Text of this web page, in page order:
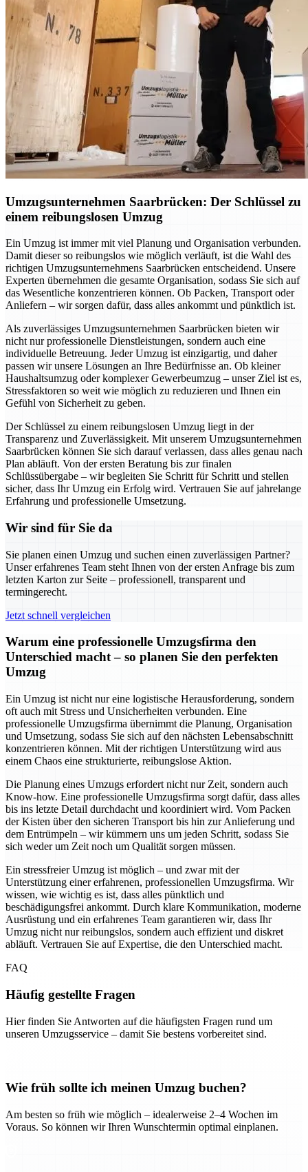
Umzugsunternehmen Saarbrücken: Der Schlüssel zu
einem reibungslosen Umzug
Ein Umzug ist immer mit viel Planung und Organisation verbunden.
Damit dieser so reibungslos wie möglich verläuft, ist die Wahl des
richtigen Umzugsunternehmens Saarbrücken entscheidend. Unsere
Experten übernehmen die gesamte Organisation, sodass Sie sich auf
das Wesentliche konzentrieren können. Ob Packen, Transport oder
Anliefern – wir sorgen dafür, dass alles ankommt und pünktlich ist.
Als zuverlässiges Umzugsunternehmen Saarbrücken bieten wir
nicht nur professionelle Dienstleistungen, sondern auch eine
individuelle Betreuung. Jeder Umzug ist einzigartig, und daher
passen wir unsere Lösungen an Ihre Bedürfnisse an. Ob kleiner
Haushaltsumzug oder komplexer Gewerbeumzug – unser Ziel ist es,
Stressfaktoren so weit wie möglich zu reduzieren und Ihnen ein
Gefühl von Sicherheit zu geben.
Der Schlüssel zu einem reibungslosen Umzug liegt in der
Transparenz und Zuverlässigkeit. Mit unserem Umzugsunternehmen
Saarbrücken können Sie sich darauf verlassen, dass alles genau nach
Plan abläuft. Von der ersten Beratung bis zur finalen
Schlüssübergabe – wir begleiten Sie Schritt für Schritt und stellen
sicher, dass Ihr Umzug ein Erfolg wird. Vertrauen Sie auf jahrelange
Erfahrung und professionelle Umsetzung.
Wir sind für Sie da
Sie planen einen Umzug und suchen einen zuverlässigen Partner?
Unser erfahrenes Team steht Ihnen von der ersten Anfrage bis zum
letzten Karton zur Seite – professionell, transparent und
termingerecht.
Jetzt schnell vergleichen
Warum eine professionelle Umzugsfirma den
Unterschied macht – so planen Sie den perfekten
Umzug
Ein Umzug ist nicht nur eine logistische Herausforderung, sondern
oft auch mit Stress und Unsicherheiten verbunden. Eine
professionelle Umzugsfirma übernimmt die Planung, Organisation
und Umsetzung, sodass Sie sich auf den nächsten Lebensabschnitt
konzentrieren können. Mit der richtigen Unterstützung wird aus
einem Chaos eine strukturierte, reibungslose Aktion.
Die Planung eines Umzugs erfordert nicht nur Zeit, sondern auch
Know-how. Eine professionelle Umzugsfirma sorgt dafür, dass alles
bis ins letzte Detail durchdacht und koordiniert wird. Vom Packen
der Kisten über den sicheren Transport bis hin zur Anlieferung und
dem Entrümpeln – wir kümmern uns um jeden Schritt, sodass Sie
sich weder um Zeit noch um Qualität sorgen müssen.
Ein stressfreier Umzug ist möglich – und zwar mit der
Unterstützung einer erfahrenen, professionellen Umzugsfirma. Wir
wissen, wie wichtig es ist, dass alles pünktlich und
beschädigungsfrei ankommt. Durch klare Kommunikation, moderne
Ausrüstung und ein erfahrenes Team garantieren wir, dass Ihr
Umzug nicht nur reibungslos, sondern auch effizient und diskret
abläuft. Vertrauen Sie auf Expertise, die den Unterschied macht.
FAQ
Häufig gestellte Fragen
Hier finden Sie Antworten auf die häufigsten Fragen rund um
unseren Umzugsservice – damit Sie bestens vorbereitet sind.
Wie früh sollte ich meinen Umzug buchen?
Am besten so früh wie möglich – idealerweise 2–4 Wochen im
Voraus. So können wir Ihren Wunschtermin optimal einplanen.